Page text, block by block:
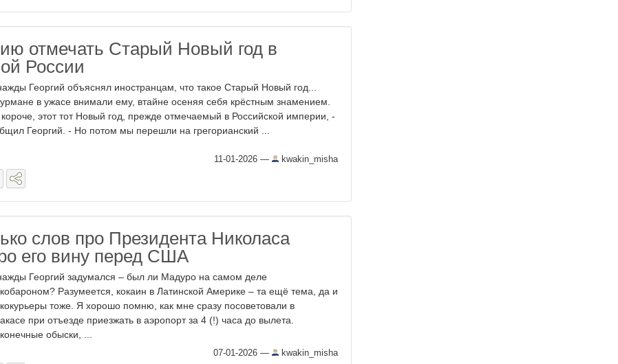
отмечать Старый Новый год в
России
Георгий объяснял иностранцам, что такое Старый Новый год...
в ужасе внимали ему, втайне осеняя себя крёстным знамением.
этот тот Новый год, прежде отмечаемый в Российской империи, -
Георгий. - Но потом мы перешли на грегорианский ...
11-01-2026 — kwakin_misha
слов про Президента Николаса
его вину перед США
Георгий задумался – был ли Мадуро на самом деле
Разумеется, кокаин в Латинской Америке – та ещё тема, да и
тоже. Я хорошо помню, как мне сразу посоветовали в
при отъезде приезжать в аэропорт за 4 (!) часа до вылета.
обыски, ...
07-01-2026 — kwakin_misha